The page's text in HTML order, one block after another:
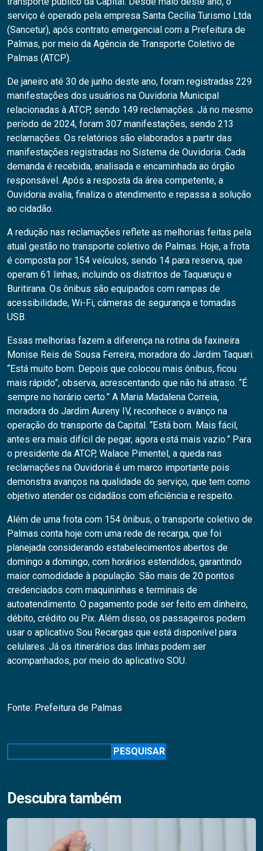
serviço é operado pela empresa Santa Cecília Turismo Ltda
(Sancetur), após contrato emergencial com a Prefeitura de
Palmas, por meio da Agência de Transporte Coletivo de
Palmas (ATCP).
De janeiro até 30 de junho deste ano, foram registradas 229
manifestações dos usuários na Ouvidoria Municipal
relacionadas à ATCP, sendo 149 reclamações. Já no mesmo
período de 2024, foram 307 manifestações, sendo 213
reclamações. Os relatórios são elaborados a partir das
manifestações registradas no Sistema de Ouvidoria. Cada
demanda é recebida, analisada e encaminhada ao órgão
responsável. Após a resposta da área competente, a
Ouvidoria avalia, finaliza o atendimento e repassa a solução
ao cidadão.
A redução nas reclamações reflete as melhorias feitas pela
atual gestão no transporte coletivo de Palmas. Hoje, a frota
é composta por 154 veículos, sendo 14 para reserva, que
operam 61 linhas, incluindo os distritos de Taquaruçu e
Buritirana. Os ônibus são equipados com rampas de
acessibilidade, Wi-Fi, câmeras de segurança e tomadas
USB.
Essas melhorias fazem a diferença na rotina da faxineira
Monise Reis de Sousa Ferreira, moradora do Jardim Taquari.
“Está muito bom. Depois que colocou mais ônibus, ficou
mais rápido”, observa, acrescentando que não há atraso. “É
sempre no horário certo.” A Maria Madalena Correia,
moradora do Jardim Aureny IV, reconhece o avanço na
operação do transporte da Capital. “Está bom. Mais fácil,
antes era mais difícil de pegar, agora está mais vazio.” Para
o presidente da ATCP, Walace Pimentel, a queda nas
reclamações na Ouvidoria é um marco importante pois
demonstra avanços na qualidade do serviço, que tem como
objetivo atender os cidadãos com eficiência e respeito.
Além de uma frota com 154 ônibus, o transporte coletivo de
Palmas conta hoje com uma rede de recarga, que foi
planejada considerando estabelecimentos abertos de
domingo a domingo, com horários estendidos, garantindo
maior comodidade à população. São mais de 20 pontos
credenciados com maquininhas e terminais de
autoatendimento. O pagamento pode ser feito em dinheiro,
débito, crédito ou Pix. Além disso, os passageiros podem
usar o aplicativo Sou Recargas que está disponível para
celulares. Já os itinerários das linhas podem ser
acompanhados, por meio do aplicativo SOU.
Fonte: Prefeitura de Palmas
PESQUISAR
Descubra também